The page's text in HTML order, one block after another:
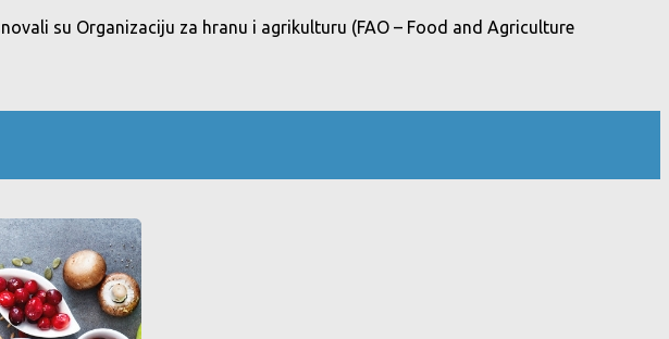
su Organizaciju za hranu i agrikulturu (FAO – Food and Agriculture